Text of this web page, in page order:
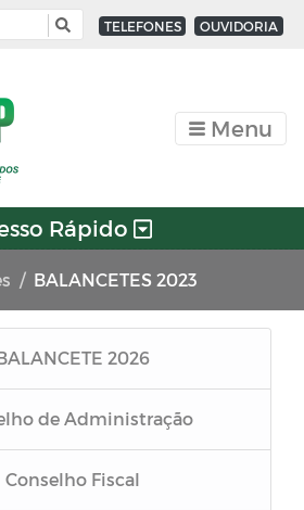
TELEFONES OUVIDORIA
Menu
Rápido
BALANCETES 2023
2026
de Administração
Conselho Fiscal